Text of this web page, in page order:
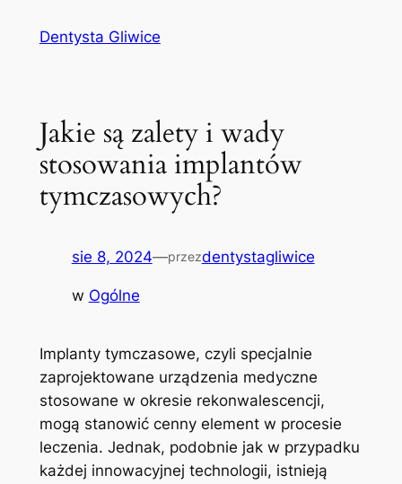
Dentysta Gliwice
Jakie są zalety i wady
stosowania implantów
tymczasowych?
sie 8, 2024—przezdentystagliwice
w Ogólne
Implanty ‌tymczasowe, ‌czyli specjalnie⁤
zaprojektowane‍ urządzenia ​medyczne
stosowane w okresie rekonwalescencji,
mogą stanowić​ cenny element w procesie
leczenia. ‍Jednak,​ podobnie jak ​w⁢ przypadku
każdej ‍innowacyjnej technologii, istnieją